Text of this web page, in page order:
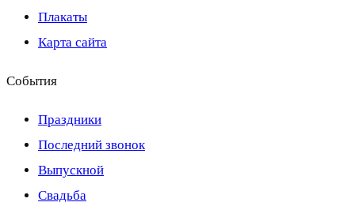
Плакаты
Карта сайта
События
Праздники
Последний звонок
Выпускной
Свадьба